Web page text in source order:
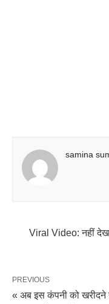
samina
Viral Video: नहीं देखा
PREVIOUS
« अब इस कंपनी को